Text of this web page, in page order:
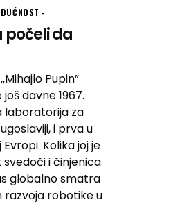
počeli da
Pupin”
davne 1967.
laboratorija za
i prva u
Kolika joj je
svedoči i činjenica
globalno smatra
robotike u